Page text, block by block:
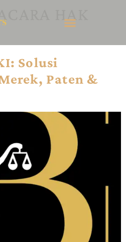
HAK
Solusi
Paten &